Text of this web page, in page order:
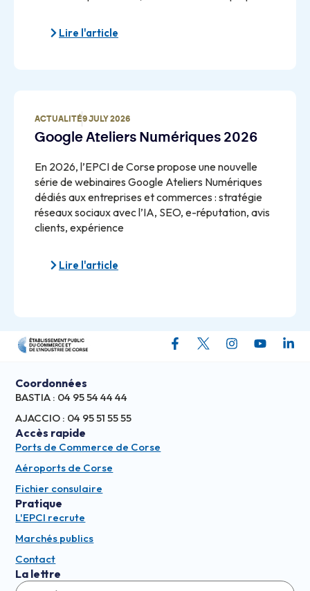
Lire l'article
ACTUALITÉ9 JULY 2026
Google Ateliers Numériques 2026
En 2026, l’EPCI de Corse propose une nouvelle
série de webinaires Google Ateliers Numériques
dédiés aux entreprises et commerces : stratégie
réseaux sociaux avec l’IA, SEO, e-réputation, avis
clients, expérience
Lire l'article
Coordonnées
BASTIA : 04 95 54 44 44
AJACCIO : 04 95 51 55 55
Accès rapide
Ports de Commerce de Corse
Aéroports de Corse
Fichier consulaire
Pratique
L'EPCI recrute
Marchés publics
Contact
La lettre